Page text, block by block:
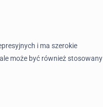
i ma szerokie
może być również stosowany